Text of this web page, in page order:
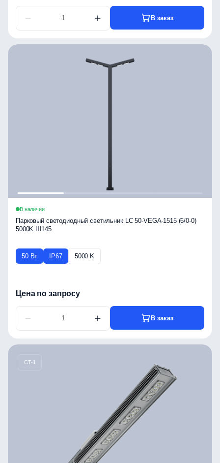
В заказ
В наличии
Парковый светодиодный светильник LC 50-VEGA-1515 (6/0-0)
5000K Ш145
50 Вт IP67 5000 K
Цена по запросу
В заказ
CT-1